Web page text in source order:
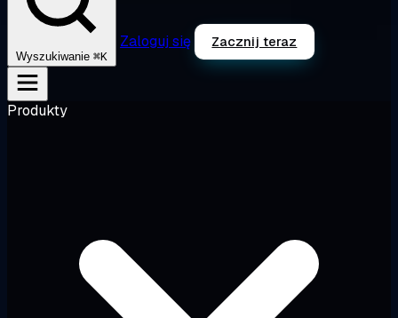
Wyszukiwanie ⌘K
Zaloguj się Zacznij teraz
Produkty